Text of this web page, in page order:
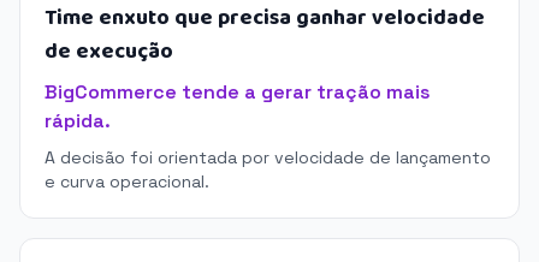
Time enxuto que precisa ganhar velocidade
de execução
BigCommerce tende a gerar tração mais
rápida.
A decisão foi orientada por velocidade de lançamento
e curva operacional.